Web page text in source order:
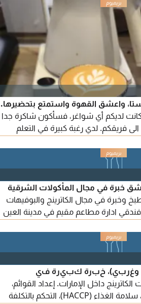
واعشق القهوة واستمتع بتحضيرها.
لديكم أي شواغر، فسأكون شاكرة جدا
فريقكم. لدي رغبة كبيرة في التعلم
تأشيرة العمل. أقيم في دبي، وأنا على
داخل دولة الامارات العربية المتحدة.
في مجال المأكولات الشرقية
وخبرة في مجال الكاترينج والبوفيهات
ادارة مطاعم مقيم في مدينة العين
خبرة كبيرة في
داخل الإمارات. إعداد القوائم،
قيادة وتدريب فريق العمل، سلامة الغذاء (HACCP)، التحكم بالتكلفة